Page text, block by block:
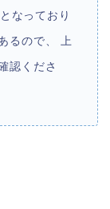
なっており
るので、 上
認くださ